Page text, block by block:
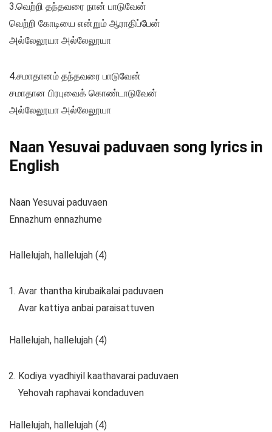
3.வெற்றி தந்தவரை நான் பாடுவேன்
வெற்றி கோடியை என்றும் ஆராதிப்பேன்
அல்லேலூயா அல்லேலூயா
4.சமாதானம் தந்தவரை பாடுவேன்
சமாதான பிரபுவைக் கொண்டாடுவேன்
அல்லேலூயா அல்லேலூயா
Naan Yesuvai paduvaen song lyrics in
English
Naan Yesuvai paduvaen
Ennazhum ennazhume
Hallelujah, hallelujah (4)
Avar thantha kirubaikalai paduvaen
Avar kattiya anbai paraisattuven
Hallelujah, hallelujah (4)
Kodiya vyadhiyil kaathavarai paduvaen
Yehovah raphavai kondaduven
Hallelujah, hallelujah (4)